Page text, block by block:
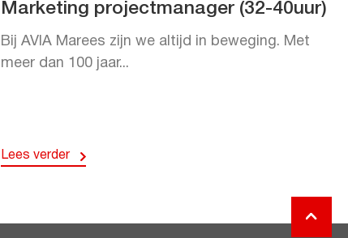
Marketing projectmanager (32-40uur)
Bij AVIA Marees zijn we altijd in beweging. Met
meer dan 100 jaar...
Lees verder